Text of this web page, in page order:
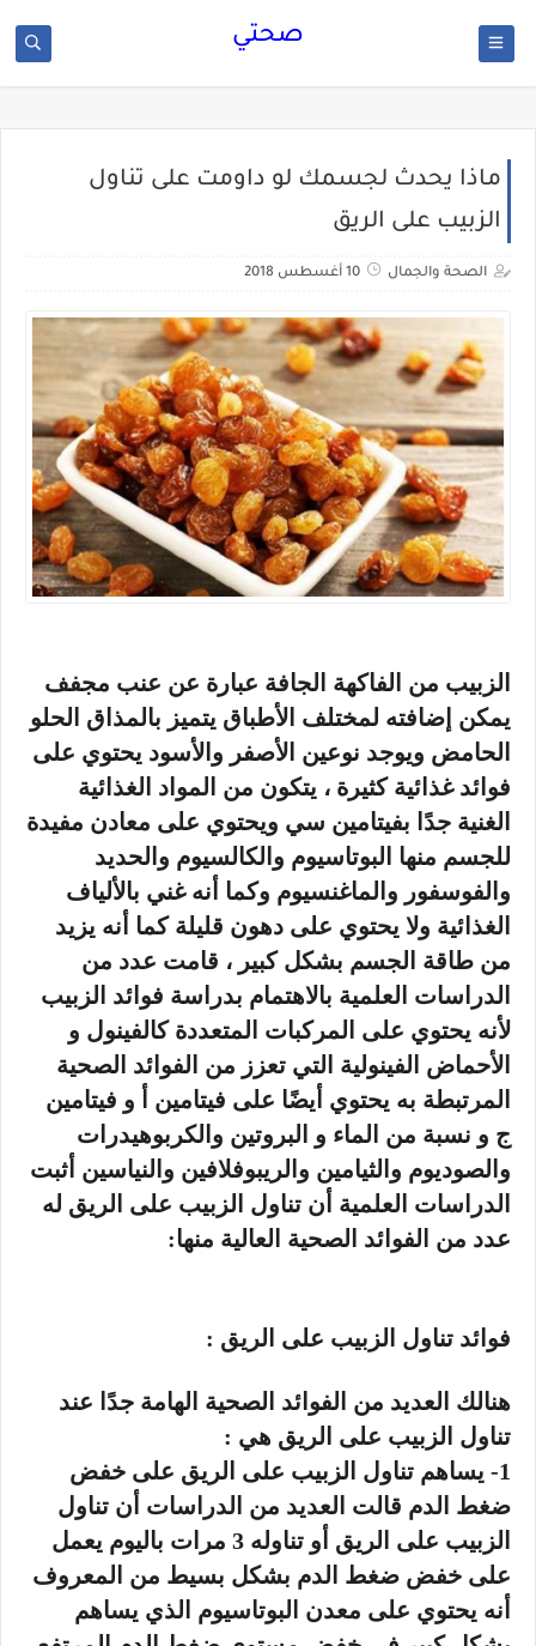
صحتي
ماذا يحدث لجسمك لو داومت على تناول
الزبيب على الريق
الصحة والجمال 10 أغسطس 2018
الزبيب من الفاكهة الجافة عبارة عن عنب مجفف
يمكن إضافته لمختلف الأطباق يتميز بالمذاق الحلو
الحامض ويوجد نوعين الأصفر والأسود يحتوي على
فوائد غذائية كثيرة ، يتكون من المواد الغذائية
الغنية جدًا بفيتامين سي ويحتوي على معادن مفيدة
للجسم منها البوتاسيوم والكالسيوم والحديد
والفوسفور والماغنسيوم وكما أنه غني بالألياف
الغذائية ولا يحتوي على دهون قليلة كما أنه يزيد
من طاقة الجسم بشكل كبير ، قامت عدد من
الدراسات العلمية بالاهتمام بدراسة فوائد الزبيب
لأنه يحتوي على المركبات المتعددة كالفينول و
الأحماض الفينولية التي تعزز من الفوائد الصحية
المرتبطة به يحتوي أيضًا على فيتامين أ و فيتامين
ج و نسبة من الماء و البروتين والكربوهيدرات
والصوديوم والثيامين والريبوفلافين والنياسين أثبت
الدراسات العلمية أن تناول الزبيب على الريق له
عدد من الفوائد الصحية العالية منها:
فوائد تناول الزبيب على الريق :
هنالك العديد من الفوائد الصحية الهامة جدًا عند
تناول الزبيب على الريق هي :
1- يساهم تناول الزبيب على الريق على خفض
ضغط الدم قالت العديد من الدراسات أن تناول
الزبيب على الريق أو تناوله 3 مرات باليوم يعمل
على خفض ضغط الدم بشكل بسيط من المعروف
أنه يحتوي على معدن البوتاسيوم الذي يساهم